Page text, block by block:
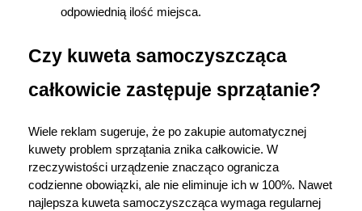
odpowiednią ilość miejsca.
Czy kuweta samoczyszcząca
całkowicie zastępuje sprzątanie?
Wiele reklam sugeruje, że po zakupie automatycznej
kuwety problem sprzątania znika całkowicie. W
rzeczywistości urządzenie znacząco ogranicza
codzienne obowiązki, ale nie eliminuje ich w 100%. Nawet
najlepsza kuweta samoczyszcząca wymaga regularnej